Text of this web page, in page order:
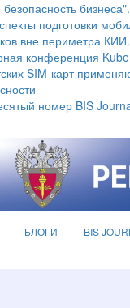
подготовки
вне периметра
конференция
SIM-карт
номер BIS
БЛОГИ BIS